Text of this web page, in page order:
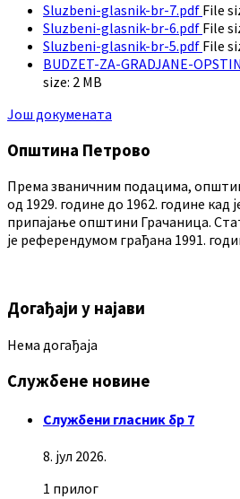
Sluzbeni-glasnik-br-7.pdf File
Sluzbeni-glasnik-br-6.pdf File
Sluzbeni-glasnik-br-5.pdf File
BUDZET-ZA-GRADJANE-
size: 2 MB
Још докумената
Општина Петрово
Према званичним подацима,
од 1929. године до 1962. године кад
припајање општини Грачаница.
је референдумом грађана 1991.
Догађаји у најави
Нема догађаја
Службене новине
Службени гласник бр 7
8. јул 2026.
1 прилог